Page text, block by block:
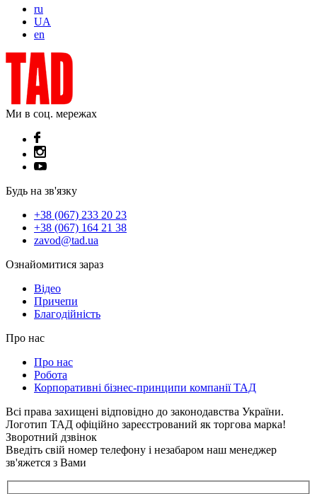
ru
UA
en
Ми в соц. мережах
Будь на зв'язку
+38 (067) 233 20 23
+38 (067) 164 21 38
zavod@tad.ua
Ознайомитися зараз
Відео
Причепи
Благодійність
Про нас
Про нас
Робота
Корпоративні бізнес-принципи компанії ТАД
Всі права захищені відповідно до законодавства України.
Логотип ТАД офіційно зареєстрований як торгова марка!
Зворотний дзвінок
Введіть свій номер телефону і незабаром наш менеджер
зв'яжется з Вами